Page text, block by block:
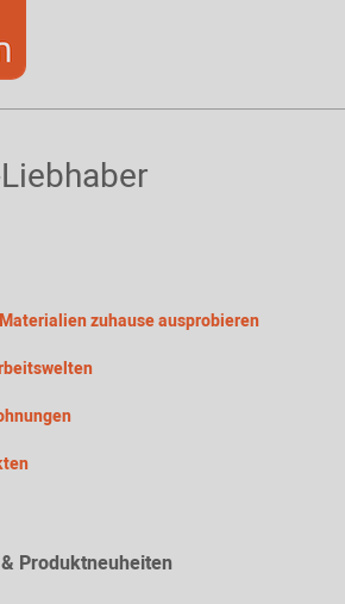
zuhause ausprobieren
Produktneuheiten